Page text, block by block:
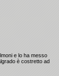
e lo ha messo
è costretto ad